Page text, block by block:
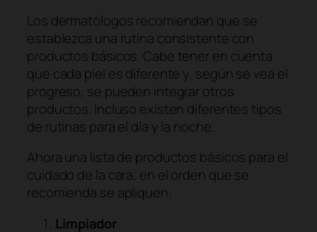
Los dermatólogos recomiendan que se
establezca una rutina consistente con
productos básicos. Cabe tener en cuenta
que cada piel es diferente y, según se vea el
progreso, se pueden integrar otros
productos. Incluso existen diferentes tipos
de rutinas para el día y la noche.
Ahora una lista de productos básicos para el
cuidado de la cara, en el orden que se
recomienda se apliquen:
Limpiador